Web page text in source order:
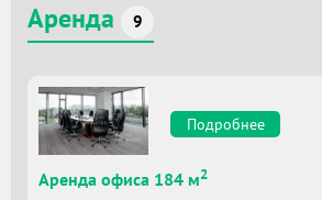
Аренда 9
Подробнее
Аренда офиса 184 м2